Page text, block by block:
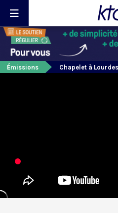
Émissions Chapelet à Lourdes